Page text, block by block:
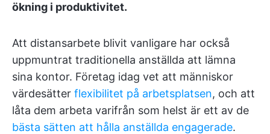
ökning i produktivitet.
Att distansarbete blivit vanligare har också
uppmuntrat traditionella anställda att lämna
sina kontor. Företag idag vet att människor
värdesätter flexibilitet på arbetsplatsen, och att
låta dem arbeta varifrån som helst är ett av de
bästa sätten att hålla anställda engagerade.